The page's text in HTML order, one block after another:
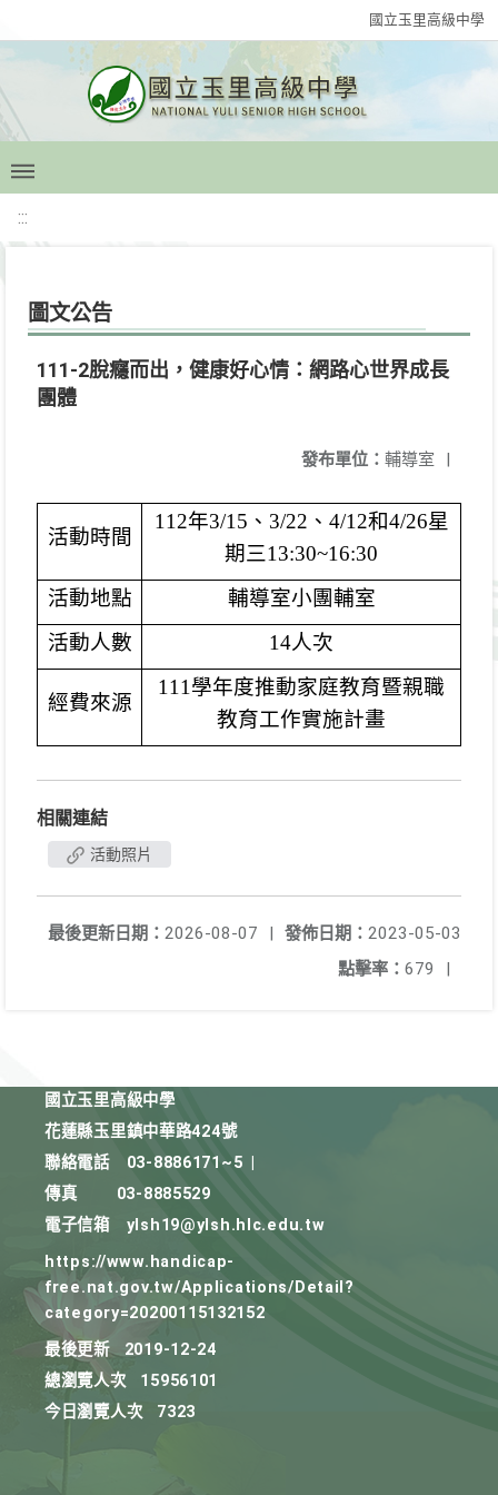
國立玉里高級中學
:::
圖文公告
111-2脫癮而出，健康好心情：網路心世界成長
團體
發布單位： 輔導室 |
活動時間
112年3/15 、 3/22 、 4/12和4/26星
期三13:30~16:30
活動地點
輔導室小團輔室
活動人數
14人次
經費來源
111 學年度推動家庭教育暨親職
教育工作實施計畫
相關連結
活動照片
發佈日期： 2023-05-03
最後更新日期： 2026-08-07
|
點擊率： 679 |
國立玉里高級中學
花蓮縣玉里鎮中華路424號
聯絡電話
03-8886171~5
傳真
03-8885529
電子信箱
ylsh19@ylsh.hlc.edu.tw
https://www.handicap-
free.nat.gov.tw/Applications/Detail?
category=20200115132152
最後更新
2019-12-24
總瀏覽人次
15956101
今日瀏覽人次
7323